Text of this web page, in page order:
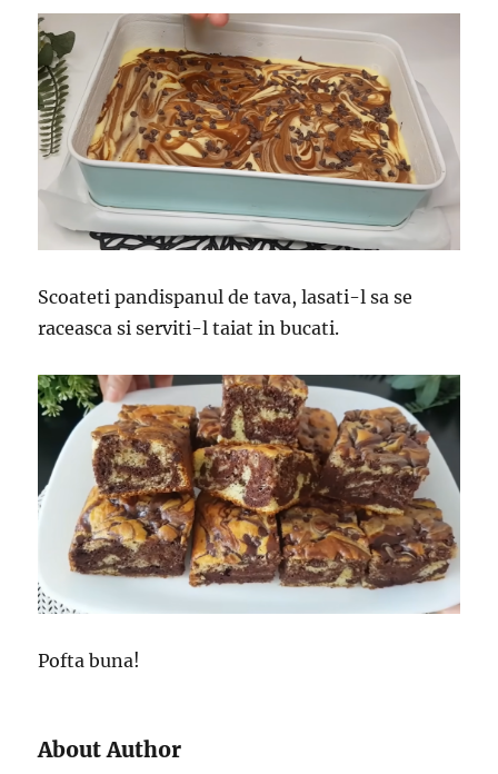
Scoateti pandispanul de tava, lasati-l sa se
raceasca si serviti-l taiat in bucati.
Pofta buna!
About Author